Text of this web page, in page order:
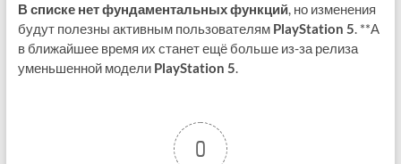
В списке нет фундаментальных функций, но изменения
будут полезны активным пользователям PlayStation 5. **А
в ближайшее время их станет ещё больше из-за релиза
уменьшенной модели PlayStation 5.
0